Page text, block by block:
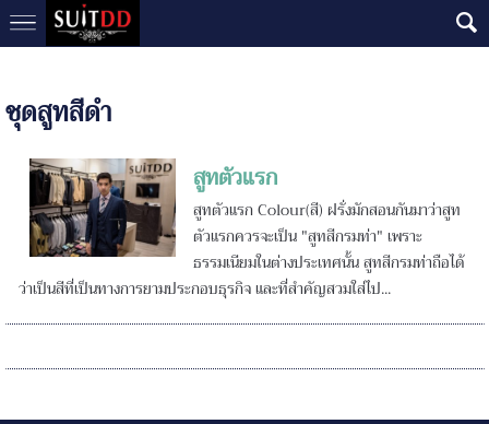
ชุดสูทสีดำ
สูทตัวแรก
สูทตัวแรก Colour(สี) ฝรั่งมักสอนกันมาว่าสูท
ตัวแรกควรจะเป็น "สูทสีกรมท่า" เพราะ
ธรรมเนียมในต่างประเทศนั้น สูทสีกรมท่าถือได้
ว่าเป็นสีที่เป็นทางการยามประกอบธุรกิจ และที่สำคัญสวมใส่ไป...